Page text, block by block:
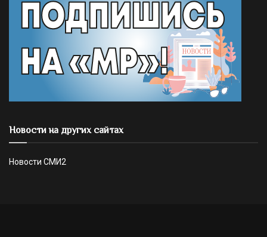
Новости на других сайтах
Новости СМИ2